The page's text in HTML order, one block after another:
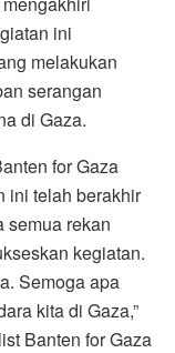
ini
melakukan
serangan
di Gaza.
for Gaza
ini telah berakhir
semua rekan
kegiatan.
Semoga apa
kita di Gaza,”
Banten for Gaza